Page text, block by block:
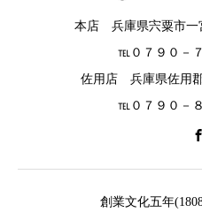
本店 兵庫県宍粟市一
℡０７９０－
佐用店 兵庫県佐用
℡０７９０－
創業文化五年